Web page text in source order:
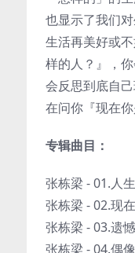
也显示了我们
生活再美好或
样的人？』，
会反思到底自
在问你『现在
专辑曲目：
张栋梁 - 01.人
张栋梁 - 02.现
张栋梁 - 03.遗
张栋梁 - 04.偶